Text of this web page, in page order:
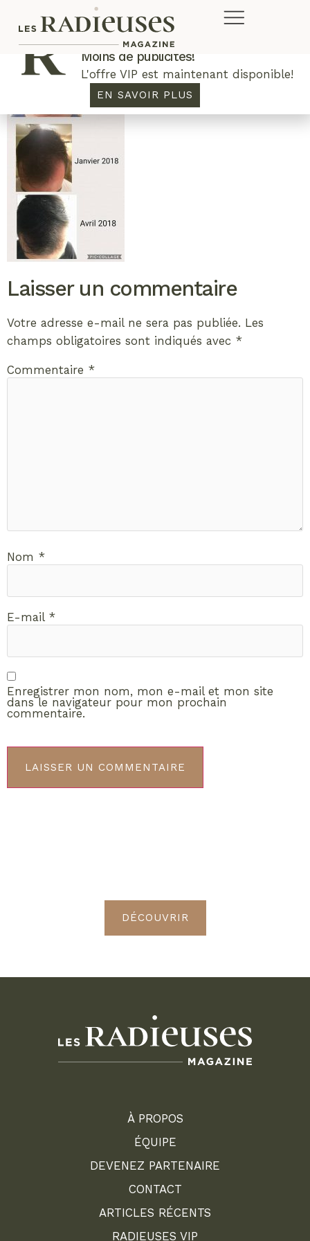
Laisser un commentaire
Votre adresse e-mail ne sera pas publiée. Les
champs obligatoires sont indiqués avec *
Commentaire *
Nom *
E-mail *
Enregistrer mon nom, mon e-mail et mon site
dans le navigateur pour mon prochain
commentaire.
DÉCOUVRIR
À PROPOS
ÉQUIPE
DEVENEZ PARTENAIRE
CONTACT
ARTICLES RÉCENTS
RADIEUSES VIP
Plus de concours. Plus de rabais.
Moins de publicités!
L'offre VIP est maintenant disponible!
EN SAVOIR PLUS